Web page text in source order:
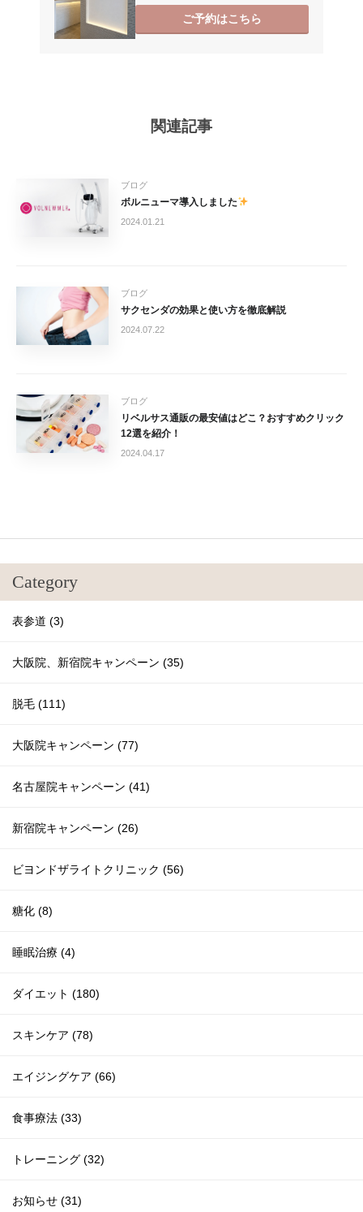
ご予約はこちら
関連記事
ブログ
ボルニューマ導入しました
2024.01.21
ブログ
サクセンダの効果と使い方を徹底解説
2024.07.22
ブログ
リベルサス通販の最安値はどこ？おすすめクリック
12選を紹介！
2024.04.17
Category
表参道 (3)
大阪院、新宿院キャンペーン (35)
脱毛 (111)
大阪院キャンペーン (77)
名古屋院キャンペーン (41)
新宿院キャンペーン (26)
ビヨンドザライトクリニック (56)
糖化 (8)
睡眠治療 (4)
ダイエット (180)
スキンケア (78)
エイジングケア (66)
食事療法 (33)
トレーニング (32)
お知らせ (31)